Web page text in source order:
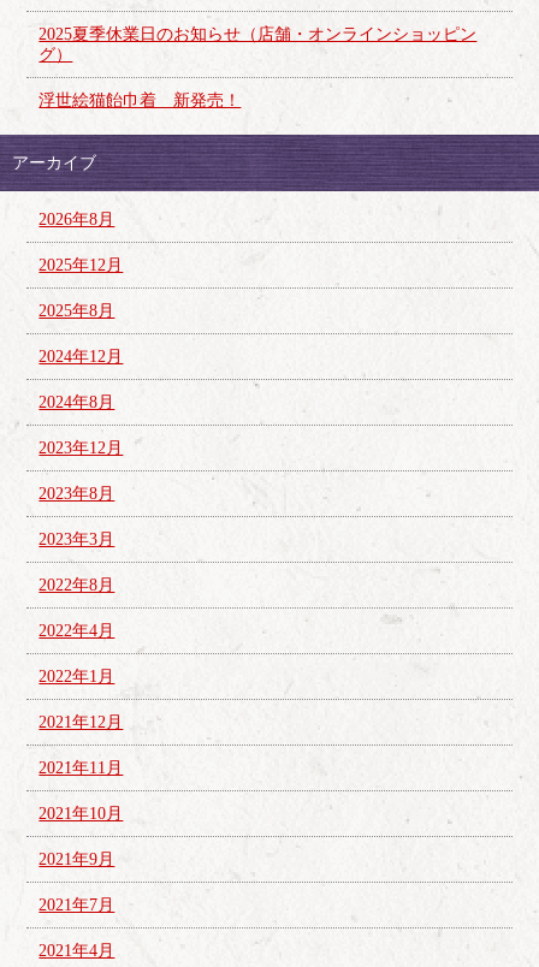
2025夏季休業日のお知らせ（店舗・オンラインショッピン
グ）
浮世絵猫飴巾着 新発売！
アーカイブ
2026年8月
2025年12月
2025年8月
2024年12月
2024年8月
2023年12月
2023年8月
2023年3月
2022年8月
2022年4月
2022年1月
2021年12月
2021年11月
2021年10月
2021年9月
2021年7月
2021年4月